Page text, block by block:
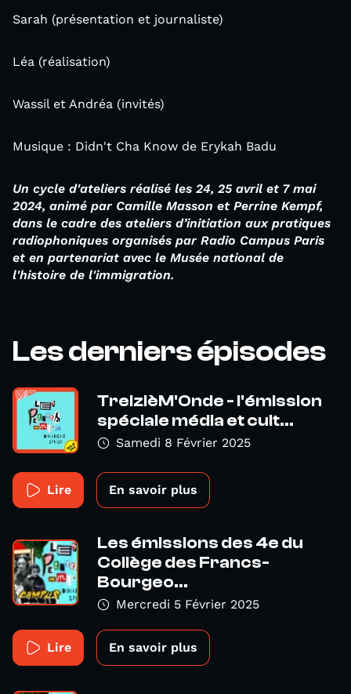
Sarah (présentation et journaliste)
Léa (réalisation)
Wassil et Andréa (invités)
Musique : Didn't Cha Know de Erykah Badu
Un cycle d'ateliers réalisé les 24, 25 avril et 7 mai
2024, animé par Camille Masson et Perrine Kempf,
dans le cadre des ateliers d’initiation aux pratiques
radiophoniques organisés par Radio Campus Paris
et en partenariat avec le Musée national de
l'histoire de l'immigration.
Les derniers épisodes
TreizièM'Onde - l'émission
spéciale média et cult...
Samedi 8 Février 2025
Lire En savoir plus
Les émissions des 4e du
Collège des Francs-
Bourgeo...
Mercredi 5 Février 2025
Lire En savoir plus